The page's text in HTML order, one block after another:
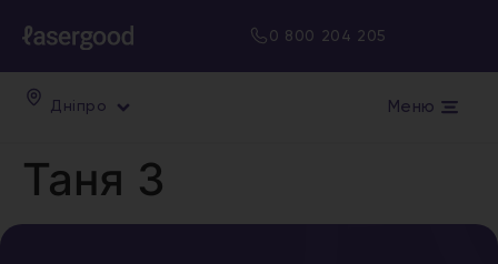
0 800 204 205
Дніпро Меню
Таня 3